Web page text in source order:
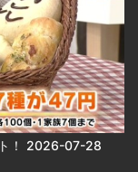
！ 2026-07-28